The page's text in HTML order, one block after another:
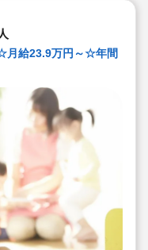
ある方も安心です。（先
円の自己負担で住めま
飲食店,宿泊・レジャー施
います！保育経験がな
先輩スタッフがサポートし
給23.9万円～☆年間